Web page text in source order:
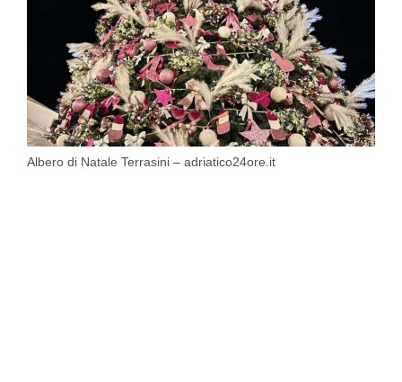
Albero di Natale Terrasini – adriatico24ore.it